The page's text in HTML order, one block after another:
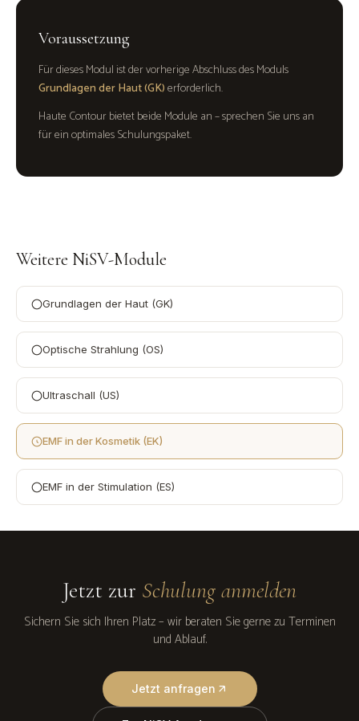
Voraussetzung
Für dieses Modul ist der vorherige Abschluss des Moduls
Grundlagen der Haut (GK)erforderlich.
Haute Contour bietet beide Module an – sprechen Sie uns an
für ein optimales Schulungspaket.
Weitere NiSV-Module
Grundlagen der Haut (GK)
Optische Strahlung (OS)
Ultraschall (US)
EMF in der Kosmetik (EK)
EMF in der Stimulation (ES)
Jetzt zur Schulung anmelden
Sichern Sie sich Ihren Platz – wir beraten Sie gerne zu Terminen
und Ablauf.
Jetzt anfragen